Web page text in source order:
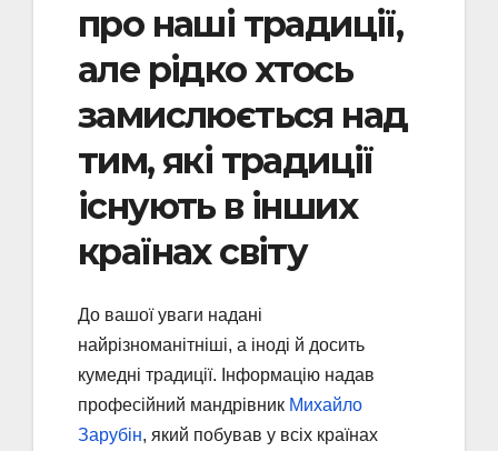
про наші традиції,
але рідко хтось
замислюється над
тим, які традиції
існують в інших
країнах світу
До вашої уваги надані
найрізноманітніші, а іноді й досить
кумедні традиції. Інформацію надав
професійний мандрівник Михайло
Зарубін, який побував у всіх країнах